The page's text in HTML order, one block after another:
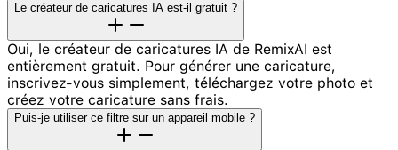
Le créateur de caricatures IA est-il gratuit ?
Oui, le créateur de caricatures IA de RemixAI est
entièrement gratuit. Pour générer une caricature,
inscrivez-vous simplement, téléchargez votre photo et
créez votre caricature sans frais.
Puis-je utiliser ce filtre sur un appareil mobile ?